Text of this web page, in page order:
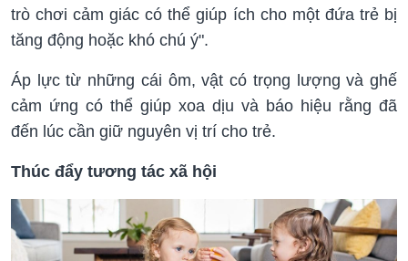
trò chơi cảm giác có thể giúp ích cho một đứa trẻ bị
tăng động hoặc khó chú ý".
Áp lực từ những cái ôm, vật có trọng lượng và ghế
cảm ứng có thể giúp xoa dịu và báo hiệu rằng đã
đến lúc cần giữ nguyên vị trí cho trẻ.
Thúc đẩy tương tác xã hội